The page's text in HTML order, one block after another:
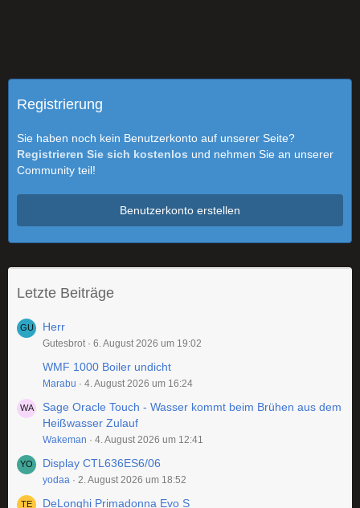
Registrierung
Sie haben noch kein Benutzerkonto auf unserer Seite?
Registrieren Sie sich kostenlos und nehmen Sie an unserer
Community teil!
Benutzerkonto erstellen
Letzte Beiträge
Herr
Gutesbrot 6. August 2026 um 19:02
WMF 1000 Boiler undicht
Marabu 4. August 2026 um 16:24
Sage Oracle Touch - Wasser kommt beim Brühen aus dem
Heißwasser Zulauf
Wakeman 4. August 2026 um 12:41
Display CTL636ES6/06
yodaa 2. August 2026 um 18:52
DeLonghi Primadonna Evo S